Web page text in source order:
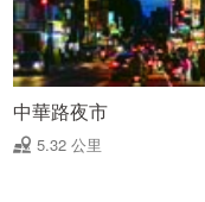
中華路夜市
5.32 公里